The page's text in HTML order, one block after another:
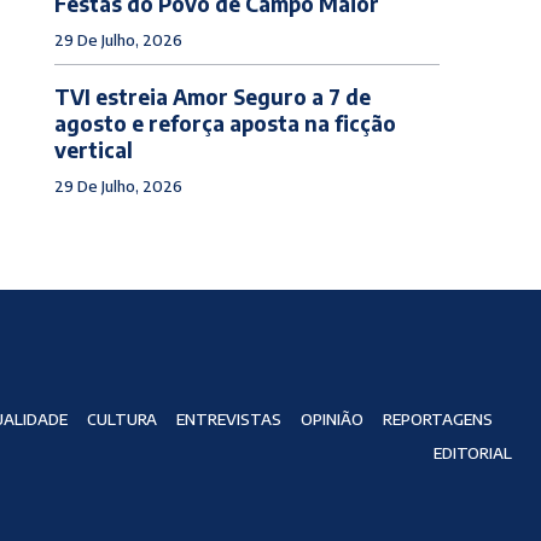
29 De Julho, 2026
TVI estreia Amor Seguro a 7 de
agosto e reforça aposta na ficção
vertical
29 De Julho, 2026
CULTURA ENTREVISTAS OPINIÃO
REPORTAGENS
EDITORIAL